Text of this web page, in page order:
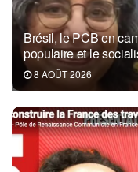
Brésil, le PCB en
populaire et le
8 AOÛT 2026